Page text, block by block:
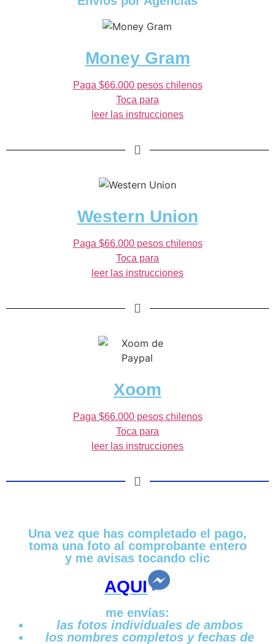
Money Gram
Paga $66.000 pesos chilenos
Toca para
leer las instrucciones
Western Union
Paga $66.000 pesos chilenos
Toca para
leer las instrucciones
Xoom
Paga $66.000 pesos chilenos
Toca para
leer las instrucciones
Una vez que has completado el pago,
toma una foto al comprobante entero
y me avisas tocando clic
AQUI
me envías:
las fotos individuales de ambos
los nombres completos y fechas de